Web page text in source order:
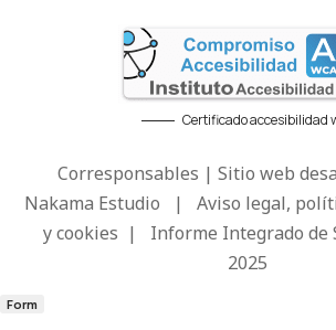
Certificado accesibilidad
Corresponsables | Sitio web
Nakama Estudio | Aviso legal,
y cookies | Informe Integrado de
2025
Form